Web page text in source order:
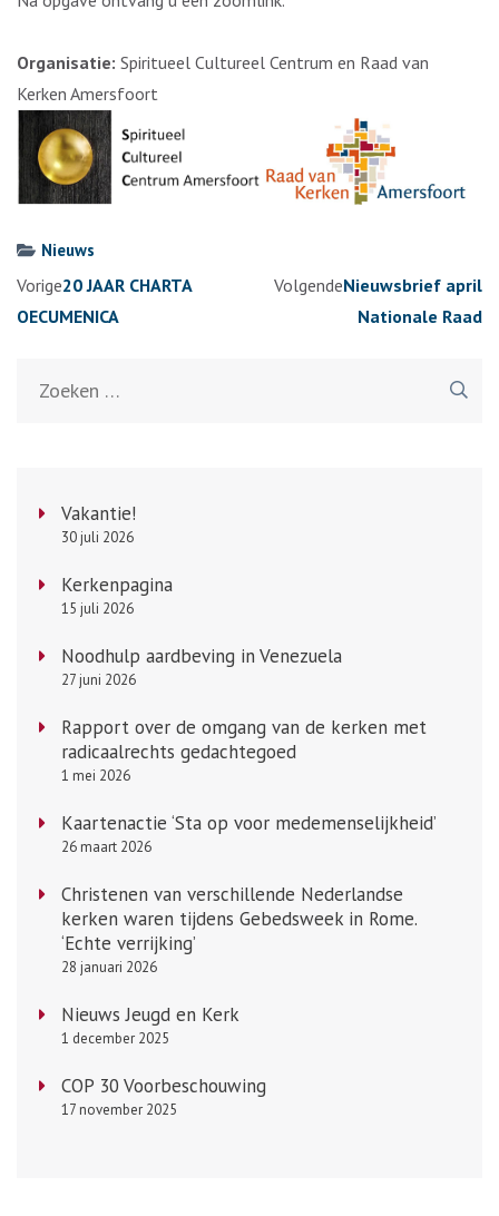
Organisatie: Spiritueel Cultureel Centrum en Raad van
Kerken Amersfoort
Nieuws
Berichtennavigatie
Vorige20 JAAR CHARTA
OECUMENICA
VolgendeNieuwsbrief april
Nationale Raad
Vakantie!
30 juli 2026
Kerkenpagina
15 juli 2026
Noodhulp aardbeving in Venezuela
27 juni 2026
Rapport over de omgang van de kerken met
radicaalrechts gedachtegoed
1 mei 2026
Kaartenactie ‘Sta op voor medemenselijkheid’
26 maart 2026
Christenen van verschillende Nederlandse
kerken waren tijdens Gebedsweek in Rome.
‘Echte verrijking’
28 januari 2026
Nieuws Jeugd en Kerk
1 december 2025
COP 30 Voorbeschouwing
17 november 2025